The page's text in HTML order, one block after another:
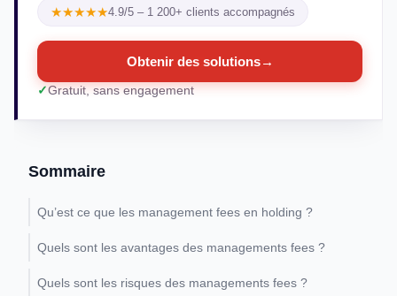
★★★★★4.9/5 – 1 200+ clients accompagnés
Obtenir des solutions→
Gratuit, sans engagement
Sommaire
Qu’est ce que les management fees en holding ?
Quels sont les avantages des managements fees ?
Quels sont les risques des managements fees ?